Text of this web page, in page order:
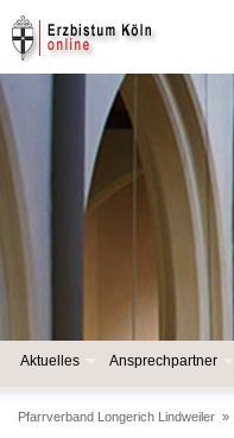
Aktuelles Ansprechpartner
Pfarrverband Longerich Lindweiler »